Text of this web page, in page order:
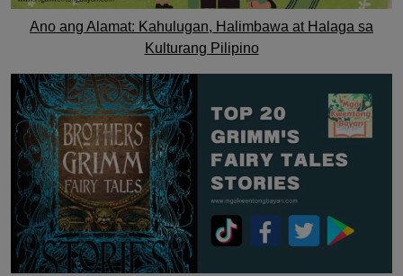
Ano ang Alamat: Kahulugan, Halimbawa at Halaga sa
Kulturang Pilipino